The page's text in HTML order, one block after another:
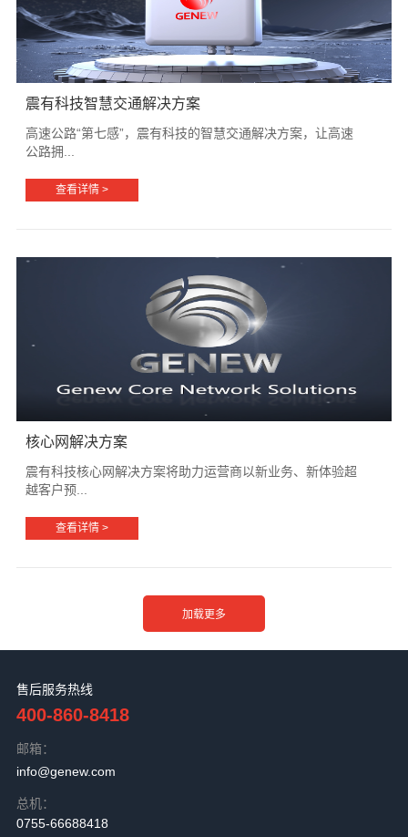
震有科技智慧交通解决方案
高速公路“第七感”，震有科技的智慧交通解决方案，让高速
公路拥...
查看详情 >
核心网解决方案
震有科技核心网解决方案将助力运营商以新业务、新体验超
越客户预...
查看详情 >
售后服务热线
400-860-8418
邮箱：
info@genew.com
总机：
0755-66688418